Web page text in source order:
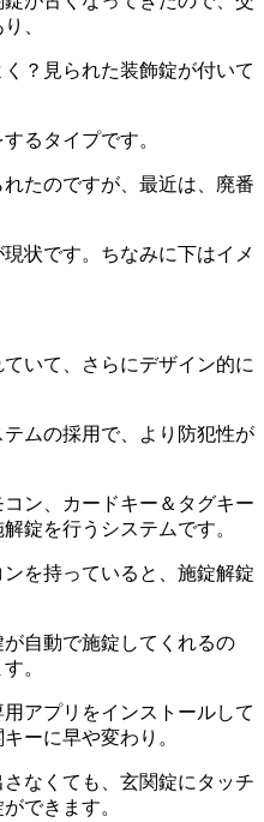
、
？見られた装飾錠が付いて
るタイプです。
たのですが、最近は、廃番
状です。ちなみに下はイメ
いて、さらにデザイン的に
ムの採用で、より防犯性が
ン、カードキー＆タグキー
錠を行うシステムです。
を持っていると、施錠解錠
自動で施錠してくれるの
。
アプリをインストールして
ーに早や変わり。
なくても、玄関錠にタッチ
できます。